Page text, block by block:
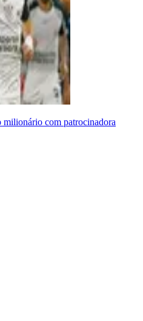
milionário com patrocinadora